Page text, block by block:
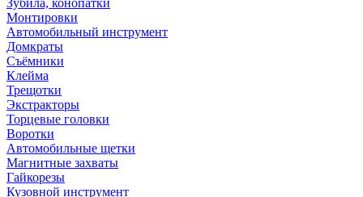
Зубила, конопатки
Монтировки
Автомобильный инструмент
Домкраты
Съёмники
Клейма
Трещотки
Экстракторы
Торцевые головки
Воротки
Автомобильные щетки
Магнитные захваты
Гайкорезы
Кузовной инструмент